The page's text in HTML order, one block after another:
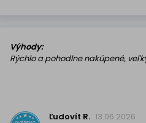
Výhody:
Rýchlo a pohodlne nakúpené,
Ľudovít R. 13.06.2026